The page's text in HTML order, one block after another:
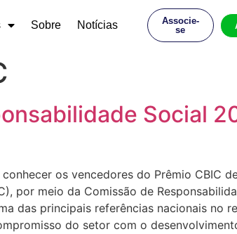
Sobre Notícias
Associe-
se
Social
os vencedores do Prêmio CBIC
por meio da Comissão de
das principais referências nacionais no
do setor com o